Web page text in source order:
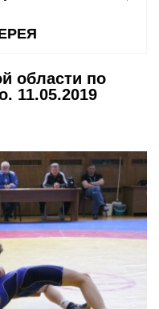
области по
11.05.2019